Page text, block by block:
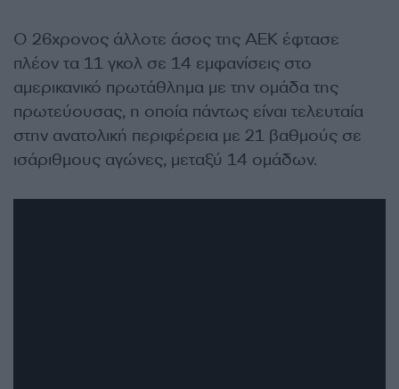
Ο 26χρονος άλλοτε άσος της ΑΕΚ έφτασε
πλέον τα 11 γκολ σε 14 εμφανίσεις στο
αμερικανικό πρωτάθλημα με την ομάδα της
πρωτεύουσας, η οποία πάντως είναι τελευταία
στην ανατολική περιφέρεια με 21 βαθμούς σε
ισάριθμους αγώνες, μεταξύ 14 ομάδων.